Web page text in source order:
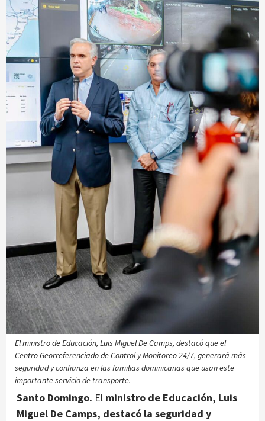
El ministro de Educación, Luis Miguel De Camps, destacó que el
Centro Georreferenciado de Control y Monitoreo 24/7, generará más
seguridad y confianza en las familias dominicanas que usan este
importante servicio de transporte.
Santo Domingo. El ministro de Educación, Luis
Miguel De Camps, destacó la seguridad y